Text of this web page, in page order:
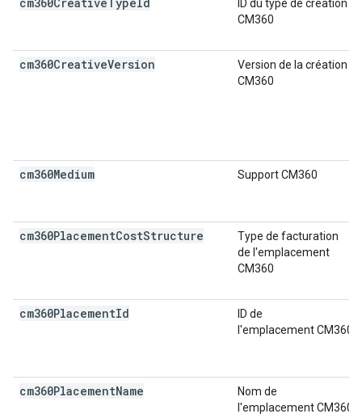
ID du type de création
CM360
cm360CreativeVersion
Version de la création
CM360
cm360Medium Support CM360
cm360PlacementCostStructure
Type de facturation
de l'emplacement
CM360
cm360PlacementId
ID de
l'emplacement CM360
cm360PlacementName
Nom de
l'emplacement CM360